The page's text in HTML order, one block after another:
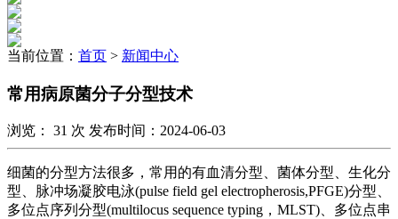
当前位置： 首页 > 新闻中心
常用病原菌分子分型技术
浏览： 31 次 发布时间：2024-06-03
细菌的分型方法很多，常用的有血清分型、菌体分型、生化分
型、脉冲场凝胶电泳(pulse field gel electropherosis,PFGE)分型、
多位点序列分型(multilocus sequence typing，MLST)、多位点串